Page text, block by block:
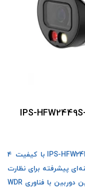
🌐 دوربین مداربسته داهوا مدل IPS-HFW2449S-S-IL با کیفیت ۴
شب رنگی تا ۴۰ متر، گزینه‌ای پیشرفته برای نظارت
حرفه‌ای در فضاهای داخلی و خارجی است. این دوربین با فناوری WDR